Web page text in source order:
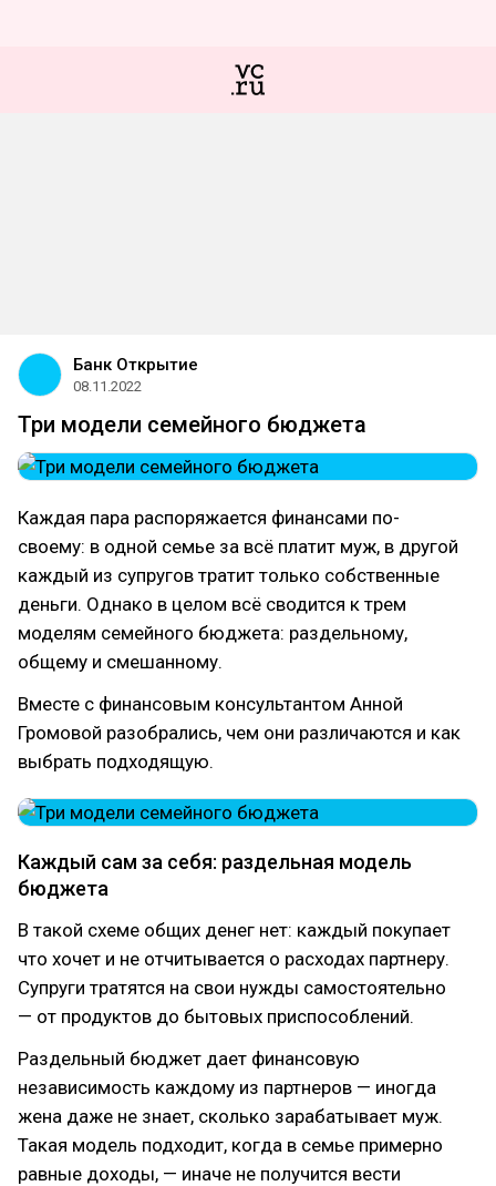
Банк Открытие
08.11.2022
Три модели семейного бюджета
Каждая пара распоряжается финансами по-
своему: в одной семье за всё платит муж, в другой
каждый из супругов тратит только собственные
деньги. Однако в целом всё сводится к трем
моделям семейного бюджета: раздельному,
общему и смешанному.
Вместе с финансовым консультантом Анной
Громовой разобрались, чем они различаются и как
выбрать подходящую.
Каждый сам за себя: раздельная модель
бюджета
В такой схеме общих денег нет: каждый покупает
что хочет и не отчитывается о расходах партнеру.
Супруги тратятся на свои нужды самостоятельно
— от продуктов до бытовых приспособлений.
Раздельный бюджет дает финансовую
независимость каждому из партнеров — иногда
жена даже не знает, сколько зарабатывает муж.
Такая модель подходит, когда в семье примерно
равные доходы, — иначе не получится вести